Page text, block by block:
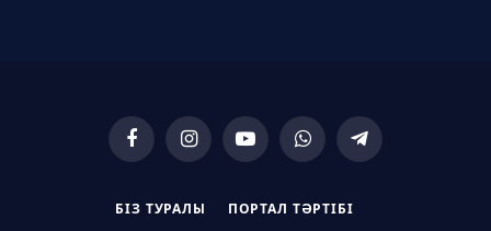
FacebookInstagramYouTubeWhatsAppTelegram
БІЗ ТУРАЛЫ ПОРТАЛ ТӘРТІБІ